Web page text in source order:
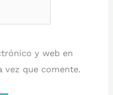
y web en
vez que comente.